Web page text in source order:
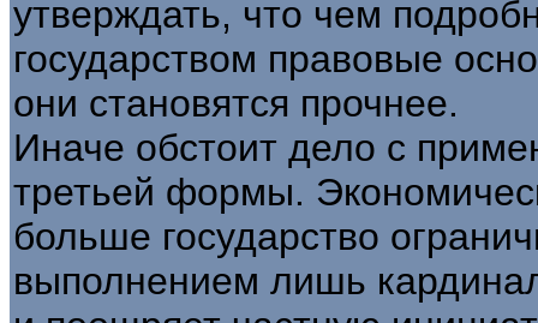
утверждать, что чем
государством правовые
они становятся прочнее.
Иначе обстоит дело с
третьей формы.
больше государство
выполнением лишь